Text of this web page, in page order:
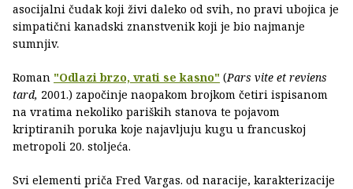
asocijalni čudak koji živi daleko od svih, no pravi ubojica je
simpatični kanadski znanstvenik koji je bio najmanje
sumnjiv.
Roman "Odlazi brzo, vrati se kasno" (Pars vite et reviens
tard, 2001.) započinje naopakom brojkom četiri ispisanom
na vratima nekoliko pariških stanova te pojavom
kriptiranih poruka koje najavljuju kugu u francuskoj
metropoli 20. stoljeća.
Svi elementi priča Fred Vargas. od naracije, karakterizacije